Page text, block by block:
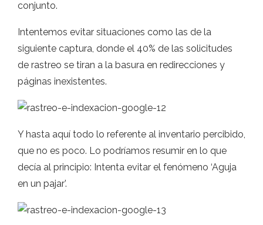
conjunto.
Intentemos evitar situaciones como las de la
siguiente captura, donde el 40% de las solicitudes
de rastreo se tiran a la basura en redirecciones y
páginas inexistentes.
Y hasta aquí todo lo referente al inventario percibido,
que no es poco. Lo podríamos resumir en lo que
decía al principio: Intenta evitar el fenómeno ‘Aguja
en un pajar’.